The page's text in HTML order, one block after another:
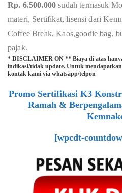
Rp. 6.500.000sudah termasuk
materi, Sertifikat, lisensi dari
Coffee Break, Kaos,goodie bag,
pajak.
* DISCLAIMER ON ** Biaya di atas
indikasi/tidak update. Untuk
kontak kami via whatsapp/telpon
Promo Sertifikasi K3
Ramah &
[wpcdt-